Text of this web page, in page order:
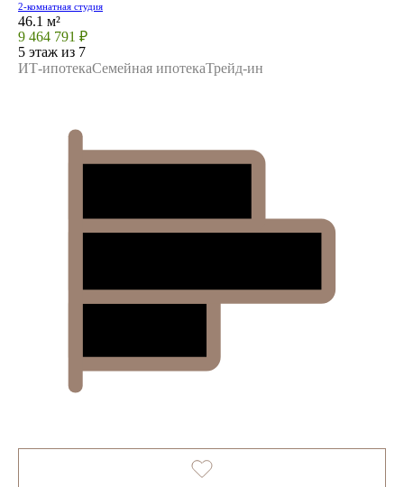
2-комнатная студия
46.1 м²
9 464 791 ₽
5 этаж из 7
ИТ-ипотекаСемейная ипотекаТрейд-ин